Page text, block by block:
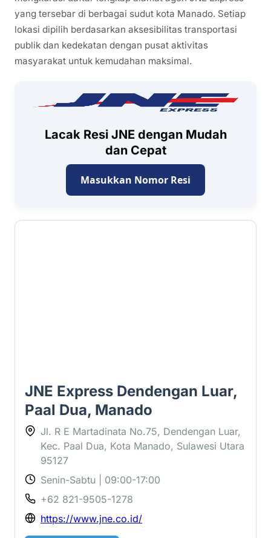
yang tersebar di berbagai sudut kota Manado. Setiap
lokasi dipilih berdasarkan aksesibilitas transportasi
publik dan kedekatan dengan pusat aktivitas
masyarakat untuk kemudahan maksimal.
Lacak Resi JNE dengan Mudah
dan Cepat
Masukkan Nomor Resi
JNE Express Dendengan Luar,
Paal Dua, Manado
Jl. R E Martadinata No.75, Dendengan Luar,
Kec. Paal Dua, Kota Manado, Sulawesi Utara
95127
Senin-Sabtu | 09:00-17:00
+62 821-9505-1278
https://www.jne.co.id/